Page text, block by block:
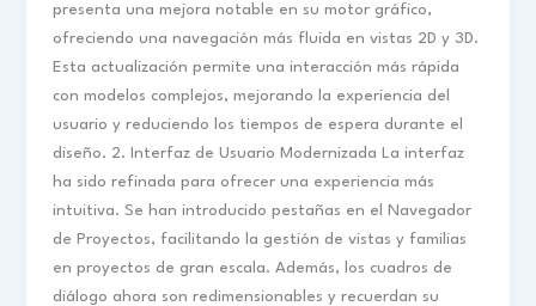
presenta una mejora notable en su motor gráfico,
ofreciendo una navegación más fluida en vistas 2D y 3D.
Esta actualización permite una interacción más rápida
con modelos complejos, mejorando la experiencia del
usuario y reduciendo los tiempos de espera durante el
diseño. 2. Interfaz de Usuario Modernizada La interfaz
ha sido refinada para ofrecer una experiencia más
intuitiva. Se han introducido pestañas en el Navegador
de Proyectos, facilitando la gestión de vistas y familias
en proyectos de gran escala. Además, los cuadros de
diálogo ahora son redimensionables y recuerdan su